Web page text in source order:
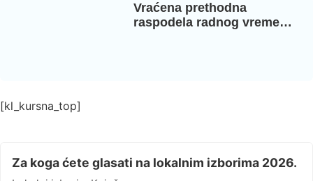
Vraćena prethodna
raspodela radnog vreme…
[kl_kursna_top]
Za koga ćete glasati na lokalnim izborima 2026.